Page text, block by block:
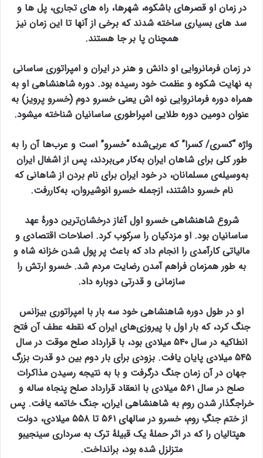
در زمان او قصرهای باشکوه، شهرها، راه های تجاری، پل ها و
سد های بسیاری ساخته شدند که برخی از آنها تا این زمان نیز
همچنان پا بر جا هستند.
در زمان فرمانروایی او دانش و هنر در ایران و امپراتوری ساسانی
به نهایت شکوه و عظمت خود رسیده بود. دوره شاهنشاهی او به
همراه دوره فرمانروایی نوه اش یعنی خسرو دوم (خسرو پرویز) به
عنوان دومین دوره طلایی امپراطوری ساسانیان شناخته میشود.
واژه “کسری/ کسرا” که عربی‌شده‌ “خسرو” است و عرب‌ها آن را به‌
طور کلی برای شاهان ایران به‌کار می‌بردند، پس از اشغال ایران
به‌وسیله‌ی مسلمانان، در خود ایران برای نام بردن از شاهانی که
نام خسرو داشتند، ازجمله خسرو انوشیروان، به‌کاررفت.
شروع شاهنشاهی خسرو اول آغاز درخشان‌ترین دورهٔ عهد
ساسانیان بود. او مزدکیان را سرکوب کرد. اصلاحات اقتصادی و
مالیاتی کارآمدی را انجام داد که باعث پر پول شدن خزانه شاه و
به طور همزمان فراهم آمدن رضایت مردم شد. خسرو ارتش را
سازمانی و قدرتی دوباره داد.
او در طول دوره شاهنشاهی خود سه بار با امپراتوری بیزانس
جنگ کرد، که بار اول با پیروزی‌های ایران که نقطه عطف آن فتح
انطاکیه در سال ۵۴۰ میلادی بود، با قرارداد صلح موقت در سال
۵۴۵ میلادی پایان یافت. بزودی برای بار دوم بین دو قدرت بزرگ
جهان در آن زمان جنگ درگرفت و با به نتیجه رسیدن مذاکرات
صلح در سال ۵۶۱ میلادی با انعقاد قرارداد صلح پنجاه ساله و
خراجگذار شدن روم به شاهنشاهی ایران، جنگ خاتمه یافت. پس
از ختم جنگِ روم، خسرو در سالهای ۵۶۱ تا ۵۵۸ میلادی، دولت
هپتالیان را که در اثر حملهٔ یک قبیلهٔ ترک به سرداری سینجیبو
متزلزل شده بود، برانداخت.